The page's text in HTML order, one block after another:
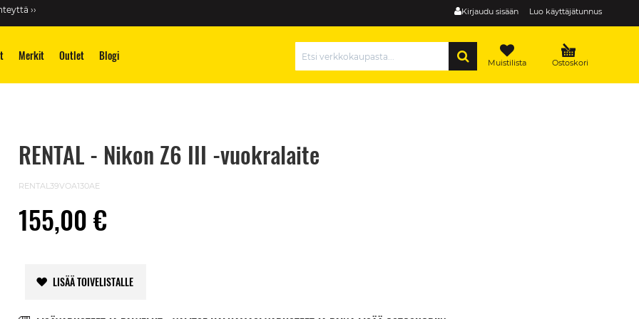
Kirjaudu sisään Luo käyttäjätunnus
››
Merkit Outlet Blogi Ostoskori
Muistilista
RENTAL - Nikon Z6 III -vuokralaite
RENTAL39VOA130AE
155,00 €
LISÄÄ TOIVELISTALLE